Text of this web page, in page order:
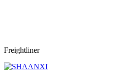
Freightliner